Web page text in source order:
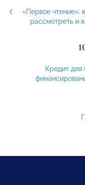
«Первое чтение»:
рассмотреть и
Кредит